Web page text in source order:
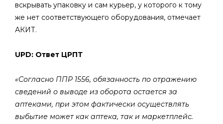
вскрывать упаковку и сам курьер, у которого к тому
же нет соответствующего оборудования, отмечает
АКИТ.
UPD: Ответ ЦРПТ
«Согласно ППР 1556, обязанность по отражению
сведений о выводе из оборота остается за
аптеками, при этом фактически осуществлять
выбытие может как аптека, так и маркетплейс.